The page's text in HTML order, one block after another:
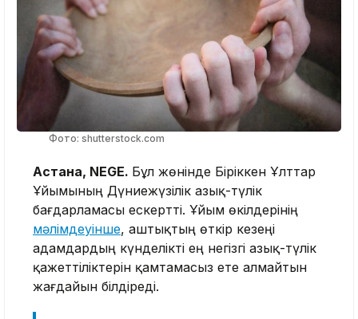
Фото: shutterstock.com
Астана, NEGE. Бұл жөнінде Біріккен Ұлттар
Ұйымының Дүниежүзілік азық-түлік
бағдарламасы ескертті. Ұйым өкілдерінің
мәлімдеуінше, аштықтың өткір кезеңі
адамдардың күнделікті ең негізгі азық-түлік
қажеттіліктерін қамтамасыз ете алмайтын
жағдайын білдіреді.